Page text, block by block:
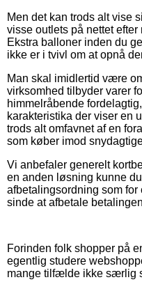
Men det kan trods alt vise
visse outlets på nettet
Ekstra balloner inden du
ikke er i tvivl om at opnå
Man skal imidlertid være
virksomhed tilbyder varer
himmelråbende
karakteristika der viser en
trods alt omfavnet af en
som køber imod
Vi anbefaler generelt
en anden løsning kunne
afbetalingsordning som
sinde at afbetale
Forinden folk shopper på
egentlig studere
mange tilfælde ikke særlig